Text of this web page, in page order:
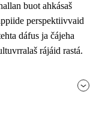
buot ahkásaš
perspektiivvaid
dáfus ja čájeha
rájáid rastá.